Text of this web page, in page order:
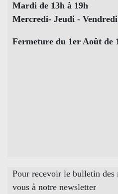
Mardi de 13h à 19h
Mercredi- Jeudi -
Fermeture du 1er Août de
Pour recevoir le bulletin des
vous à notre newsletter